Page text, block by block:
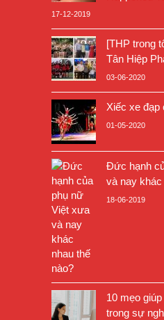
17-12-2019
[THP trong
Tân Hiệp
03-06-2020
Xiếc xe đạp
01-05-2020
Đức hạnh
và nay khác
18-06-2019
10 mẹo
trong sự